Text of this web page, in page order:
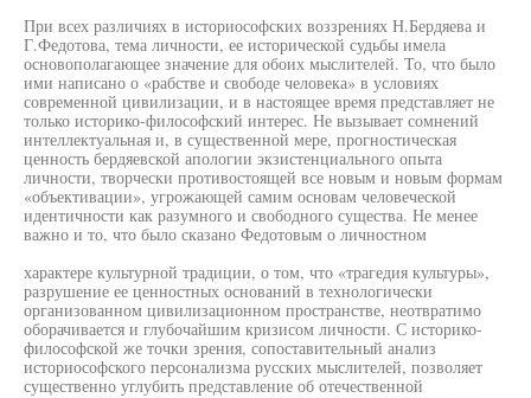
При всех различиях в историософских воззрениях Н.Бердяева и
Г.Федотова, тема личности, ее исторической судьбы имела
основополагающее значение для обоих мыслителей. То, что было
ими написано о «рабстве и свободе человека» в условиях
современной цивилизации, и в настоящее время представляет не
только историко-философский интерес. Не вызывает сомнений
интеллектуальная и, в существенной мере, прогностическая
ценность бердяевской апологии экзистенциального опыта
личности, творчески противостоящей все новым и новым формам
«объективации», угрожающей самим основам человеческой
идентичности как разумного и свободного существа. Не менее
важно и то, что было сказано Федотовым о личностном
характере культурной традиции, о том, что «трагедия культуры»,
разрушение ее ценностных оснований в технологически
организованном цивилизационном пространстве, неотвратимо
оборачивается и глубочайшим кризисом личности. С историко-
философской же точки зрения, сопоставительный анализ
историософского персонализма русских мыслителей, позволяет
существенно углубить представление об отечественной